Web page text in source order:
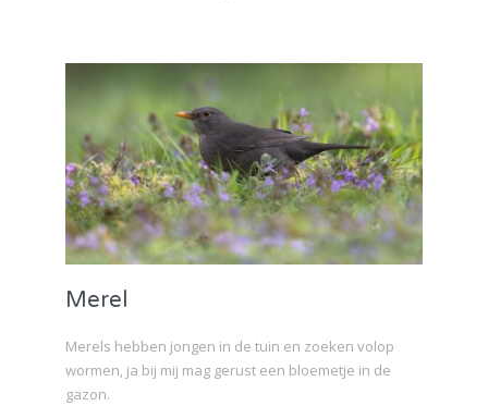
Merel
Merels hebben jongen in de tuin en zoeken volop
wormen, ja bij mij mag gerust een bloemetje in de
gazon.